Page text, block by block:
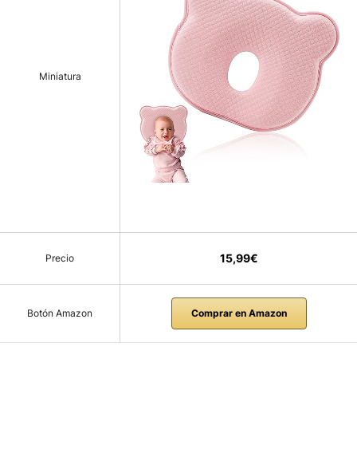
Miniatura
Precio 15,99€
Botón Amazon Comprar en Amazon